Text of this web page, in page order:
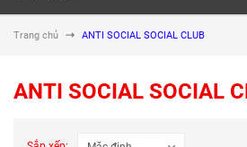
Trang chủ ANTI SOCIAL SOCIAL CLUB
ANTI SOCIAL SOCIAL